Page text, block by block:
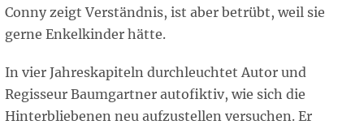
Conny zeigt Verständnis, ist aber betrübt, weil sie
gerne Enkelkinder hätte.
In vier Jahreskapiteln durchleuchtet Autor und
Regisseur Baumgartner autofiktiv, wie sich die
Hinterbliebenen neu aufzustellen versuchen. Er